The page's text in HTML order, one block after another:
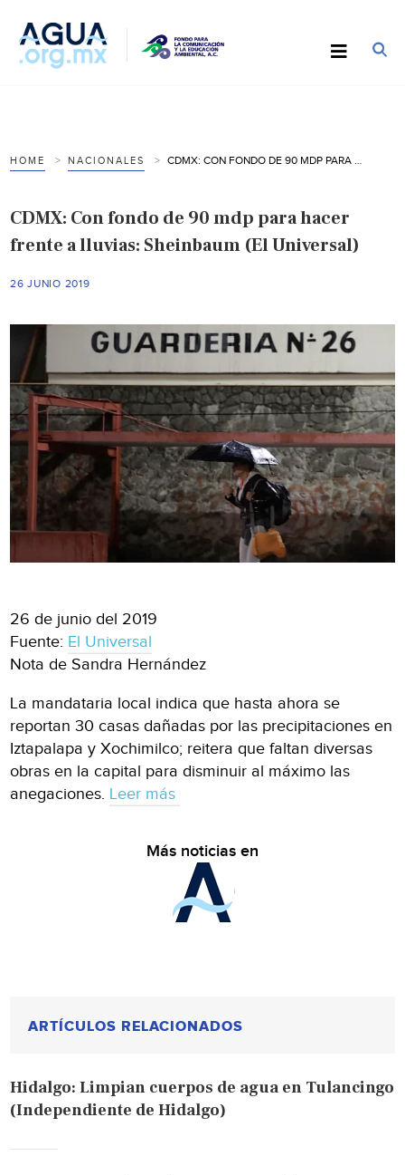
HOME NACIONALES
CDMX: Con fondo de 90 mdp para hacer
frente a lluvias: Sheinbaum (El Universal)
26 JUNIO 2019
26 de junio del 2019
Fuente: El Universal
Nota de Sandra Hernández
La mandataria local indica que hasta ahora se
reportan 30 casas dañadas por las precipitaciones en
Iztapalapa y Xochimilco; reitera que faltan diversas
obras en la capital para disminuir al máximo las
anegaciones. Leer más
Más noticias en
ARTÍCULOS RELACIONADOS
Hidalgo: Limpian cuerpos de agua en Tulancingo
(Independiente de Hidalgo)